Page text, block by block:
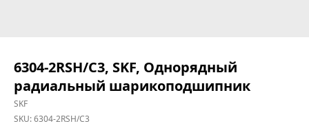
6304-2RSH/C3, SKF, Однорядный
радиальный шарикоподшипник
SKF
SKU:6304-2RSH/C3